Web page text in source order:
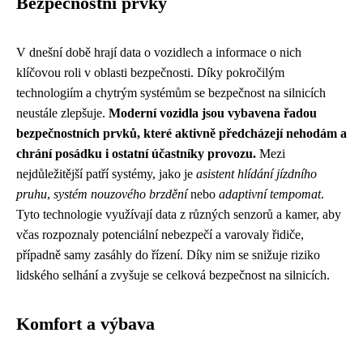
V dnešní době hrají data o vozidlech a informace o nich
klíčovou roli v oblasti bezpečnosti. Díky pokročilým
technologiím a chytrým systémům se bezpečnost na silnicích
neustále zlepšuje. Moderní vozidla jsou vybavena řadou
bezpečnostních prvků, které aktivně předcházejí nehodám a
chrání posádku i ostatní účastníky provozu. Mezi
nejdůležitější patří systémy, jako je asistent hlídání jízdního
pruhu, systém nouzového brzděnínebo adaptivní tempomat.
Tyto technologie využívají data z různých senzorů a kamer, aby
včas rozpoznaly potenciální nebezpečí a varovaly řidiče,
případně samy zasáhly do řízení. Díky nim se snižuje riziko
lidského selhání a zvyšuje se celková bezpečnost na silnicích.
Komfort a výbava